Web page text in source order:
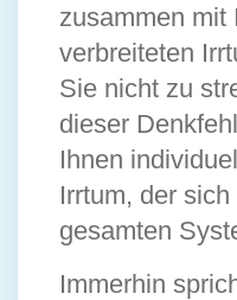
zusammen mit
verbreiteten
Sie nicht zu
dieser
Ihnen
Irrtum, der
gesamten
Immerhin